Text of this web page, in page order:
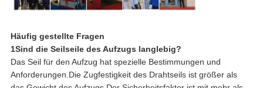
Häufig gestellte Fragen
1Sind die Seilseile des Aufzugs langlebig?
Das Seil für den Aufzug hat spezielle Bestimmungen und
Anforderungen.Die Zugfestigkeit des Drahtseils ist größer als